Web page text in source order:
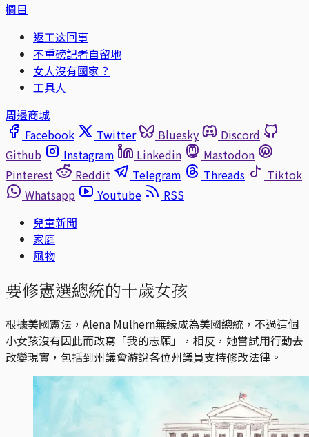
欄目
返工这回事
不重磅記者自留地
女人沒有國家？
工具人
周邊商城
Facebook
Twitter Bluesky
Discord
Github
Instagram Linkedin
Mastodon
Pinterest
Reddit Telegram Threads
Tiktok
Whatsapp
Youtube
RSS
兒童新聞
家庭
風物
要修憲選總統的十歲女孩
根據美國憲法，Alena Mulhern無緣成為美國總統，不過這個
小女孩沒有因此而改寫「我的志願」，相反，她嘗試用行動去
改變現實，包括到州議會游說各位州議員支持修改法律。